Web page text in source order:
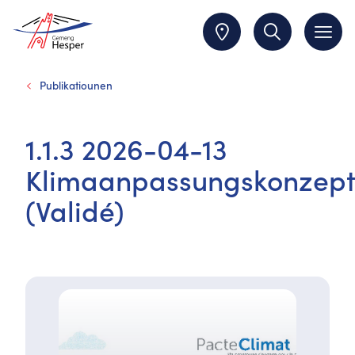
Publikatiounen
1.1.3 2026-04-13
Klimaanpassungskonzept
(Validé)